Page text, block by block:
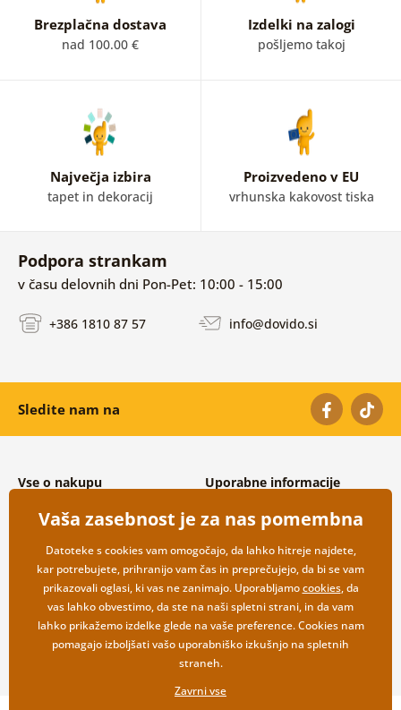
Brezplačna dostava
nad 100.00 €
Izdelki na zalogi
pošljemo takoj
Največja izbira
tapet in dekoracij
Proizvedeno v EU
vrhunska kakovost tiska
Podpora strankam
v času delovnih dni Pon-Pet: 10:00 - 15:00
+386 1810 87 57 info@dovido.si
Sledite nam na
Vse o nakupu
Splošni in reklamacijski pogoji
Varovanje osebnih podatkov
Možnosti dostave in plačila
Vračilo blaga
Uporabne informacije
Pogosto zastavljena vprašanja
Kontakti
Veleprodaja
Vaša zasebnost je za nas pomembna
Datoteke s cookies vam omogočajo, da lahko hitreje najdete,
kar potrebujete, prihranijo vam čas in preprečujejo, da bi se vam
prikazovali oglasi, ki vas ne zanimajo. Uporabljamocookies, da
vas lahko obvestimo, da ste na naši spletni strani, in da vam
lahko prikažemo izdelke glede na vaše preference. Cookies nam
pomagajo izboljšati vašo uporabniško izkušnjo na spletnih
straneh.
Zavrni vse